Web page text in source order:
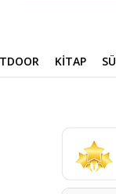
KİTAP